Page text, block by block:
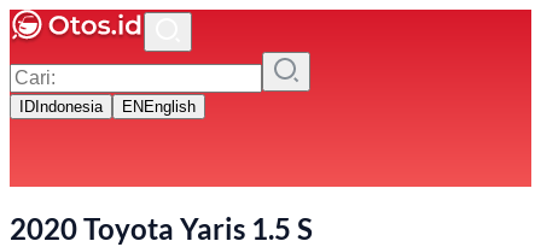
ID Indonesia EN English
2020 Toyota Yaris 1.5 S